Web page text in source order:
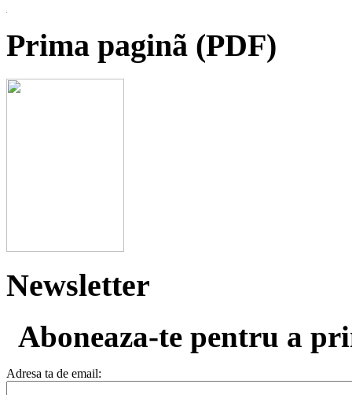
Prima paginã (PDF)
Newsletter
Aboneaza-te pentru a
Adresa ta de email: